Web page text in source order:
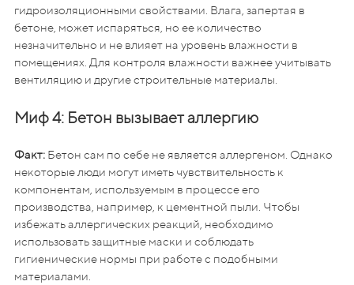
гидроизоляционными свойствами. Влага, запертая в
бетоне, может испаряться, но ее количество
незначительно и не влияет на уровень влажности в
помещениях. Для контроля влажности важнее учитывать
вентиляцию и другие строительные материалы.
Миф 4: Бетон вызывает аллергию
Факт: Бетон сам по себе не является аллергеном. Однако
некоторые люди могут иметь чувствительность к
компонентам, используемым в процессе его
производства, например, к цементной пыли. Чтобы
избежать аллергических реакций, необходимо
использовать защитные маски и соблюдать
гигиенические нормы при работе с подобными
материалами.